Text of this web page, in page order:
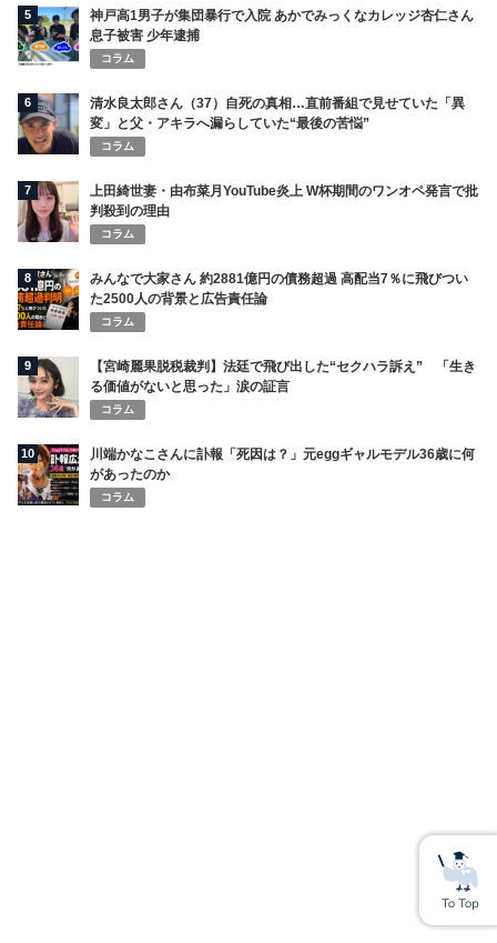
5
神戸高1男子が集団暴行で入院 あかでみっくなカレッジ杏仁さん
息子被害 少年逮捕
コラム
6
清水良太郎さん（37）自死の真相…直前番組で見せていた「異
変」と父・アキラへ漏らしていた“最後の苦悩”
コラム
7
上田綺世妻・由布菜月YouTube炎上 W杯期間のワンオペ発言で批
判殺到の理由
コラム
8
みんなで大家さん 約2881億円の債務超過 高配当7％に飛びつい
た2500人の背景と広告責任論
コラム
9
【宮崎麗果脱税裁判】法廷で飛び出した“セクハラ訴え” 「生き
る価値がないと思った」涙の証言
コラム
10
川端かなこさんに訃報「死因は？」元eggギャルモデル36歳に何
があったのか
コラム